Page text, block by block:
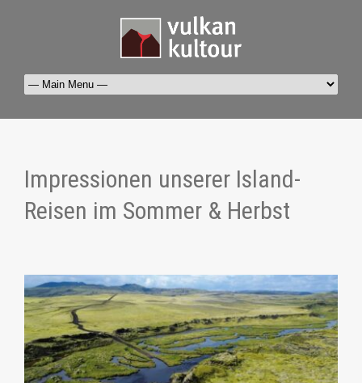
Impressionen unserer Island-
Reisen im Sommer & Herbst